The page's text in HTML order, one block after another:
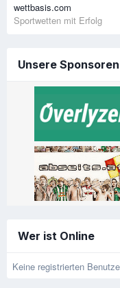
wettbasis.com
Sportwetten mit Erfolg
Unsere
Wer ist Online
Keine registrierten